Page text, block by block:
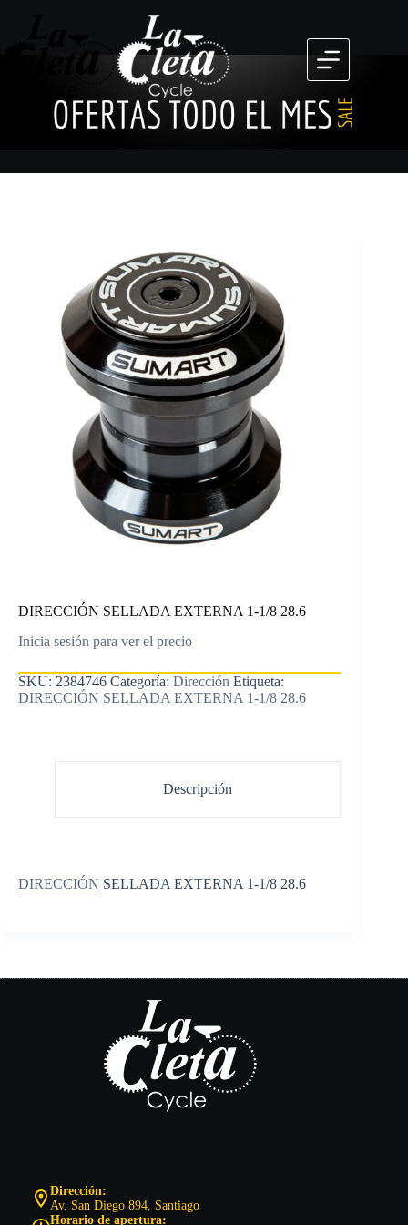
DIRECCIÓN SELLADA EXTERNA 1-1/8 28.6
Inicia sesión para ver el precio
SKU: 2384746 Categoría: Dirección Etiqueta:
DIRECCIÓN SELLADA EXTERNA 1-1/8 28.6
Descripción
DIRECCIÓN SELLADA EXTERNA 1-1/8 28.6
Dirección:
Av. San Diego 894, Santiago
Horario de apertura: